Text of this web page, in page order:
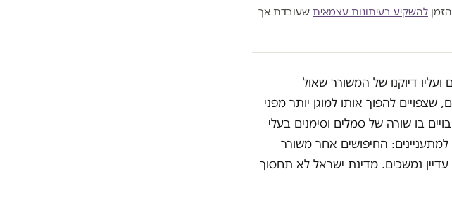
להשקיע בעיתונות עצמאית שעובדת אך
ישראל שטר חדש של 50 שקלים ועליו דיוקנו של המשורר שאול
שצפויים להפוך אותו למוגן יותר מפני
בו שורה של סמלים וסימנים בעלי
החיפושים אחר משורר
נמשכים. מדינת ישראל לא תחסוך